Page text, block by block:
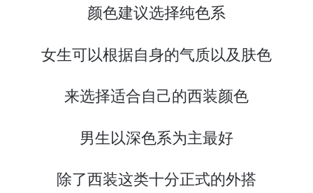
颜色建议选择纯色系
女生可以根据自身的气质以及肤色
来选择适合自己的西装颜色
男生以深色系为主最好
除了西装这类十分正式的外搭